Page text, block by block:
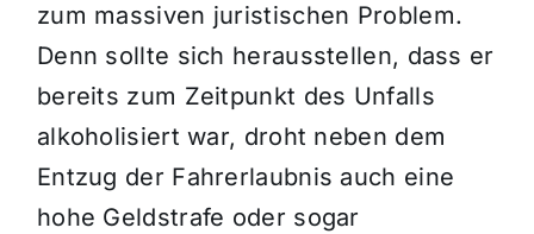
zum massiven juristischen Problem.
Denn sollte sich herausstellen, dass er
bereits zum Zeitpunkt des Unfalls
alkoholisiert war, droht neben dem
Entzug der Fahrerlaubnis auch eine
hohe Geldstrafe oder sogar